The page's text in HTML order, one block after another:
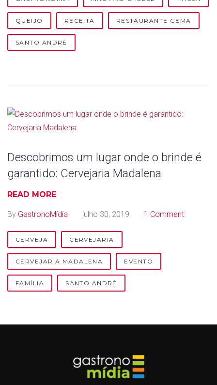
j
u
d
2
0
1
9
QUEIJO RECEITA RESTAURANTE GEMA
SANTO ANDRÉ
Descobrimos um lugar onde o brinde é
garantido: Cervejaria Madalena
READ MORE
By GastronoMídia julho 30, 2019 1 Comment
CERVEJA CERVEJARIA
CERVEJARIA MADALENA EVENTO
FAMÍLIA SANTO ANDRÉ